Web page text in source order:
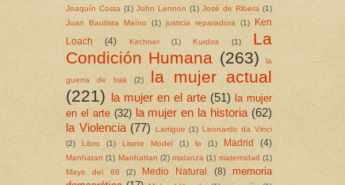
Joaquín Costa (1) John Lennon (1) José de Ribera (1)
Juan Bautista Maíno
(1) justicia reparadora (1)
Ken
Loach
(4) Kirchner (1) Kurdos (1)
La
Condición Humana (263) la
guerra de Irak (2)
la mujer actual
(221) la mujer en el arte (51) la mujer
en el arte (32) la mujer en la historia (62)
la Violencia (77) Lartigue (1) Leonardo da Vinci
(2)
Libro (1) Lisete Model (1) lo (1) Madrid (4)
Manhatan (1) Manhattan (2) matanza (1) maternidad (1)
Mayo del 68
(2) Medio Natural (8)
memoria